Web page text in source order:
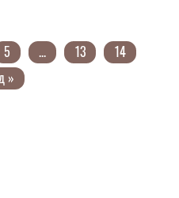
5 ... 13
14
»